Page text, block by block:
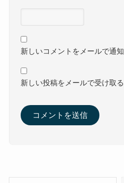
新しいコメントをメールで通知
新しい投稿をメールで受け取る